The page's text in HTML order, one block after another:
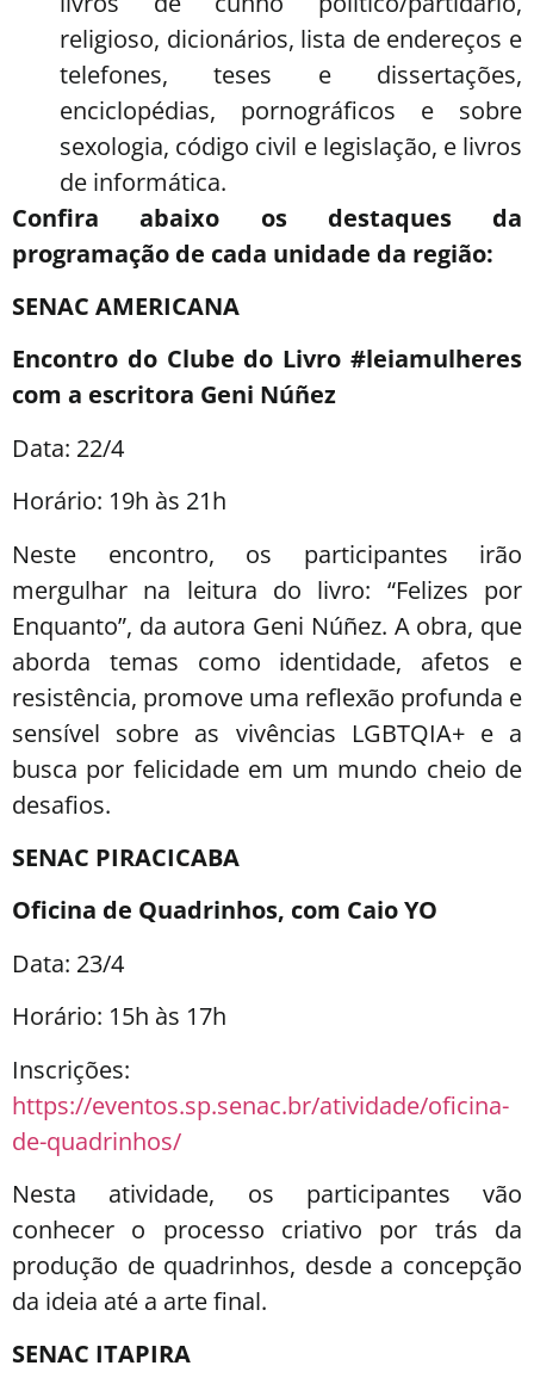
religioso, dicionários, lista de endereços e
telefones, teses e dissertações,
enciclopédias, pornográficos e sobre
sexologia, código civil e legislação, e livros
de informática.
Confira abaixo os destaques da
programação de cada unidade da região:
SENAC AMERICANA
Encontro do Clube do Livro #leiamulheres
com a escritora Geni Núñez
Data: 22/4
Horário: 19h às 21h
Neste encontro, os participantes irão
mergulhar na leitura do livro: “Felizes por
Enquanto”, da autora Geni Núñez. A obra, que
aborda temas como identidade, afetos e
resistência, promove uma reflexão profunda e
sensível sobre as vivências LGBTQIA+ e a
busca por felicidade em um mundo cheio de
desafios.
SENAC PIRACICABA
Oficina de Quadrinhos, com Caio YO
Data: 23/4
Horário: 15h às 17h
Inscrições:
https://eventos.sp.senac.br/atividade/oficina-
de-quadrinhos/
Nesta atividade, os participantes vão
conhecer o processo criativo por trás da
produção de quadrinhos, desde a concepção
da ideia até a arte final.
SENAC ITAPIRA